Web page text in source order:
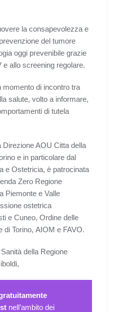
la consapevolezza e
del tumore
oggi prevenibile grazie
allo screening regolare.
momento di incontro tra
salute, volto a informare,
di tutela
Direzione AOU Citta della
e in particolare dal
e Ostetricia, è patrocinata
Zero Regione
Piemonte e Valle
ostetrica
e Cuneo, Ordine delle
di Torino, AIOM e FAVO.
della Regione
nell’ambito dei